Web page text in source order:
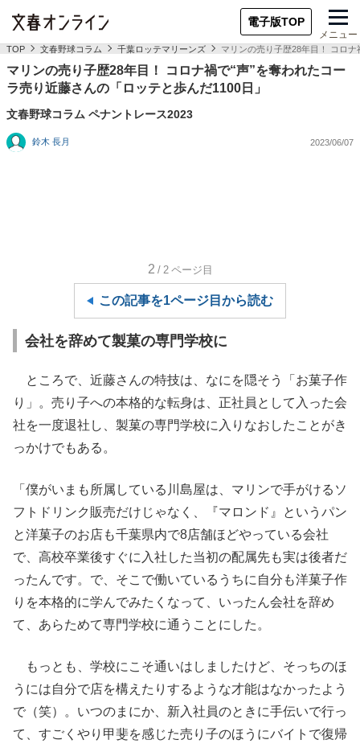
電子版TOP
メニュー
TOP 文春野球コラム 千葉ロッテマリーンズ マリンの売り子歴28年目！ コロ
マリンの売り子歴28年目！ コロナ禍で“声”を奪われたコー
ラ売り近藤さんの「ロッテと歩んだ1100日」
文春野球コラム ペナントレース2023
鈴木 長月 2023/06/07
2 /2 ページ目
この記事を1ページ目から読む
会社を辞めて製菓の専門学校に
ところで、近藤さんの特技は、なにを隠そう「お菓子作
り」。売り子への本格的な転身は、正社員として入った会
社を一度退社し、製菓の専門学校に入りなおしたことがき
っかけでもある。
「僕がいまも所属している川島屋は、マリンで手がけるソ
フトドリンク販売だけじゃなく、『マロンド』というパン
と洋菓子のお店も千葉県内で8店舗ほどやっている会社
で、高校卒業後すぐに入社した当初の配属先も実は後者だ
ったんです。で、そこで働いているうちに自分も洋菓子作
りを本格的に学んでみたくなって、いったん会社を辞め
て、あらためて専門学校に通うことにした。
もっとも、学校にこそ通いはしましたけど、そっちのほ
うには自分で店を構えたりするような才能はなかったよう
で（笑）。いつのまにか、新入社員のときに手伝いで行っ
て、すごくやり甲斐を感じた売り子のほうにバイトで復帰